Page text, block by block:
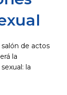
de actos
la
la